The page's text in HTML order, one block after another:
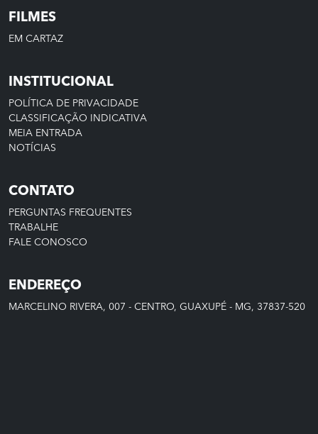
FILMES
EM CARTAZ
INSTITUCIONAL
POLÍTICA DE PRIVACIDADE
CLASSIFICAÇÃO INDICATIVA
MEIA ENTRADA
NOTÍCIAS
CONTATO
PERGUNTAS FREQUENTES
TRABALHE
FALE CONOSCO
ENDEREÇO
MARCELINO RIVERA, 007 - CENTRO, GUAXUPÉ - MG, 37837-520